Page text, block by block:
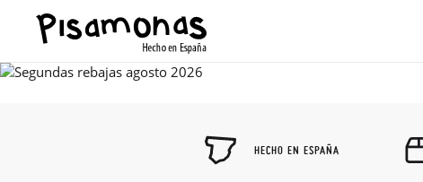
HECHO EN ESPAÑA